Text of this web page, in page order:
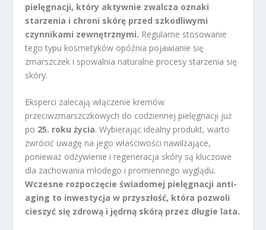
pielęgnacji, który aktywnie zwalcza oznaki
starzenia i chroni skórę przed szkodliwymi
czynnikami zewnętrznymi. Regularne stosowanie
tego typu kosmetyków opóźnia pojawianie się
zmarszczek i spowalnia naturalne procesy starzenia się
skóry.
Eksperci zalecają włączenie kremów
przeciwzmarszczkowych do codziennej pielęgnacji już
po 25. roku życia. Wybierając idealny produkt, warto
zwrócić uwagę na jego właściwości nawilżające,
ponieważ odżywienie i regeneracja skóry są kluczowe
dla zachowania młodego i promiennego wyglądu.
Wczesne rozpoczęcie świadomej pielęgnacji anti-
aging to inwestycja w przyszłość, która pozwoli
cieszyć się zdrową i jędrną skórą przez długie lata.